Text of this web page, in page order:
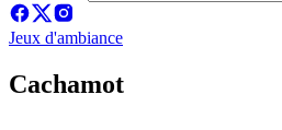
Jeux d'ambiance
Cachamot